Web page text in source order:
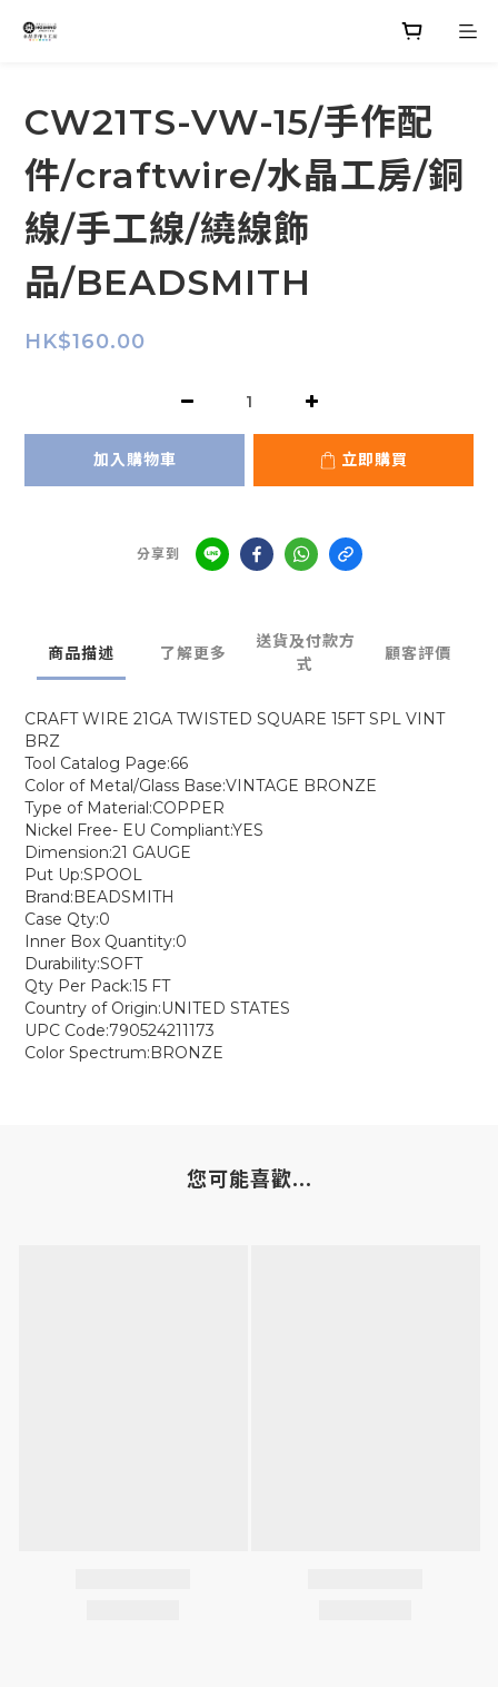
CW21TS-VW-15/手作配
件/craftwire/水晶工房/銅
線/手工線/繞線飾
品/BEADSMITH
HK$160.00
加入購物車 立即購買
分享到
商品描述 了解更多
送貨及付款方
式
顧客評價
CRAFT WIRE 21GA TWISTED SQUARE 15FT SPL VINT
BRZ
Tool Catalog Page:66
Color of Metal/Glass Base:VINTAGE BRONZE
Type of Material:COPPER
Nickel Free- EU Compliant:YES
Dimension:21 GAUGE
Put Up:SPOOL
Brand:BEADSMITH
Case Qty:0
Inner Box Quantity:0
Durability:SOFT
Qty Per Pack:15 FT
Country of Origin:UNITED STATES
UPC Code:790524211173
Color Spectrum:BRONZE
您可能喜歡...